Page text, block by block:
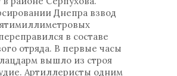
Днепра взвод
в составе
отряда. В первые часы
вышло из строя
Артиллеристы одним